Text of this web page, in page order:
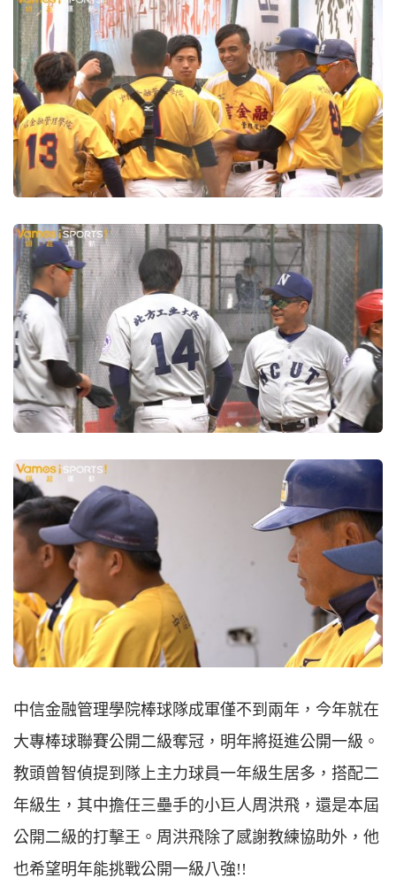
中信金融管理學院棒球隊成軍僅不到兩年，今年就在
大專棒球聯賽公開二級奪冠，明年將挺進公開一級。
教頭曾智偵提到隊上主力球員一年級生居多，搭配二
年級生，其中擔任三壘手的小巨人周洪飛，還是本屆
公開二級的打擊王。周洪飛除了感謝教練協助外，他
也希望明年能挑戰公開一級八強!!